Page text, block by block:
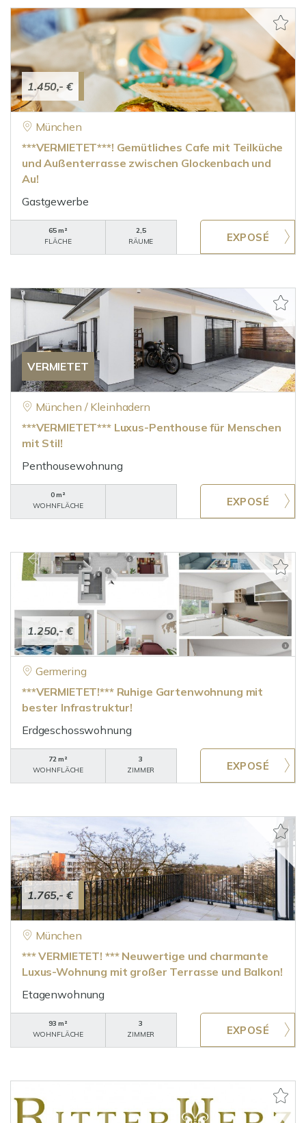
1.450,- €
München
***VERMIETET***! Gemütliches Cafe mit Teilküche
und Außenterrasse zwischen Glockenbach und
Au!
Gastgewerbe
65 m²
FLÄCHE
2,5
RÄUME
VERMIETET
München / Kleinhadern
***VERMIETET*** Luxus-Penthouse für Menschen
mit Stil!
Penthousewohnung
0 m²
WOHNFLÄCHE
1.250,- €
Germering
***VERMIETET!*** Ruhige Gartenwohnung mit
bester Infrastruktur!
Erdgeschosswohnung
72 m²
WOHNFLÄCHE
3
ZIMMER
1.765,- €
München
*** VERMIETET! *** Neuwertige und charmante
Luxus-Wohnung mit großer Terrasse und Balkon!
Etagenwohnung
93 m²
WOHNFLÄCHE
3
ZIMMER